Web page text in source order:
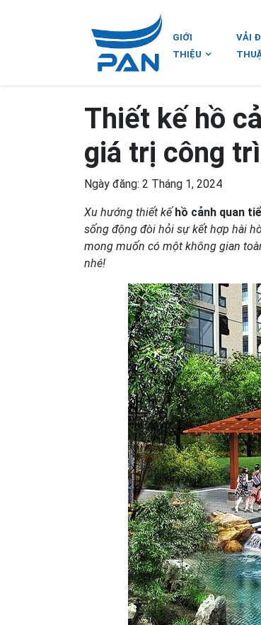
GIỚI
THIỆU
VẢI
Thiết kế hồ
giá trị công
Ngày đăng: 2 Tháng 1, 2024
Xu hướng thiết kếhồ cảnh quan
sống động đòi hỏi sự kết hợp hài
mong muốn có một không gian
nhé!